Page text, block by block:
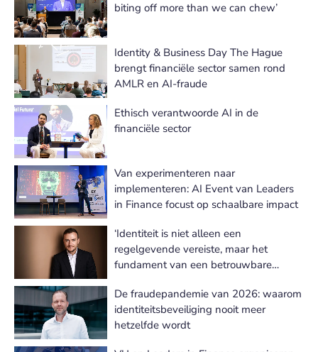
biting off more than we can chew’
Identity & Business Day The Hague
brengt financiële sector samen rond
AMLR en AI-fraude
Ethisch verantwoorde AI in de
financiële sector
Van experimenteren naar
implementeren: AI Event van Leaders
in Finance focust op schaalbare impact
‘Identiteit is niet alleen een
regelgevende vereiste, maar het
fundament van een betrouwbare
De fraudepandemie van 2026: waarom
identiteitsbeveiliging nooit meer
hetzelfde wordt